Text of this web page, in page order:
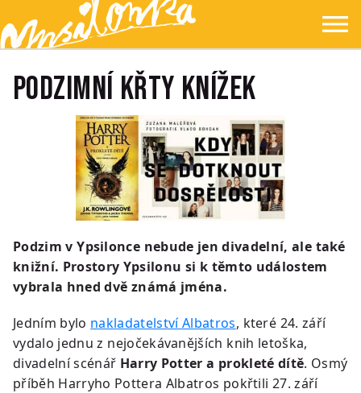
Přejít na hlavní obsah
Přejít na navigaci
Přejít na hledání
Ypsilonka ☰
Podzimní křty knížek
Podzim v Ypsilonce nebude jen divadelní, ale také
knižní. Prostory Ypsilonu si k těmto událostem
vybrala hned dvě známá jména.
Jedním bylo nakladatelství Albatros, které 24. září
vydalo jednu z nejočekávanějších knih letoška,
divadelní scénář Harry Potter a prokleté dítě. Osmý
příběh Harryho Pottera Albatros pokřtili 27. září